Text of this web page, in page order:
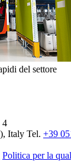
del settore
4
Italy Tel. +39
Politica per la